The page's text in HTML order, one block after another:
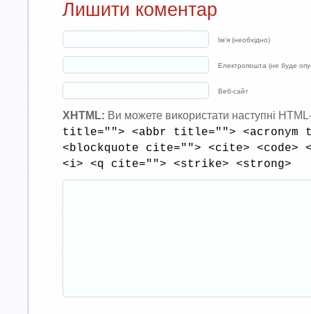
Лишити коментар
Ім’я (необхідно)
Електропошта (не буде
Веб-сайт
XHTML: Ви можете використати наступні
title=""> <abbr title=""> <acronym
<blockquote cite=""> <cite> <code>
<i> <q cite=""> <strike> <strong>